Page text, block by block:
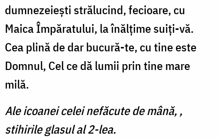
dumnezeieşti strălucind, fecioare, cu
Maica Împăratului, la înălţime suiţi-vă.
Cea plină de dar bucură-te, cu tine este
Domnul, Cel ce dă lumii prin tine mare
milă.
Ale icoanei celei nefăcute de mână, ,
stihirile glasul al 2-lea.